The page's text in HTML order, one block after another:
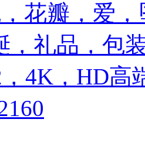
花瓣，爱